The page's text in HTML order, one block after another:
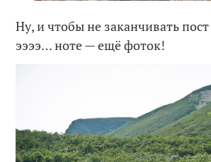
Ну, и чтобы не заканчивать
ээээ… ноте — ещё фоток!